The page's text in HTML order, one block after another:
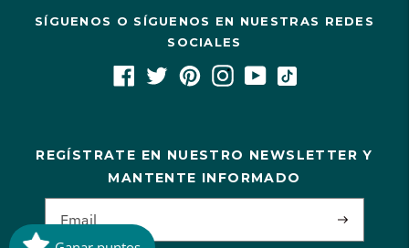
SÍGUENOS O SÍGUENOS EN NUESTRAS REDES
SOCIALES
REGÍSTRATE EN NUESTRO NEWSLETTER Y
MANTENTE INFORMADO